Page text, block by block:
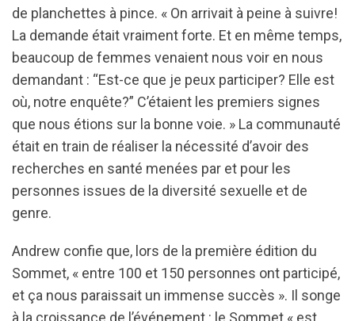
de planchettes à pince. « On arrivait à peine à suivre!
La demande était vraiment forte. Et en même temps,
beaucoup de femmes venaient nous voir en nous
demandant : “Est-ce que je peux participer? Elle est
où, notre enquête?” C’étaient les premiers signes
que nous étions sur la bonne voie. » La communauté
était en train de réaliser la nécessité d’avoir des
recherches en santé menées par et pour les
personnes issues de la diversité sexuelle et de
genre.
Andrew confie que, lors de la première édition du
Sommet, « entre 100 et 150 personnes ont participé,
et ça nous paraissait un immense succès ». Il songe
à la croissance de l’événement : le Sommet « est